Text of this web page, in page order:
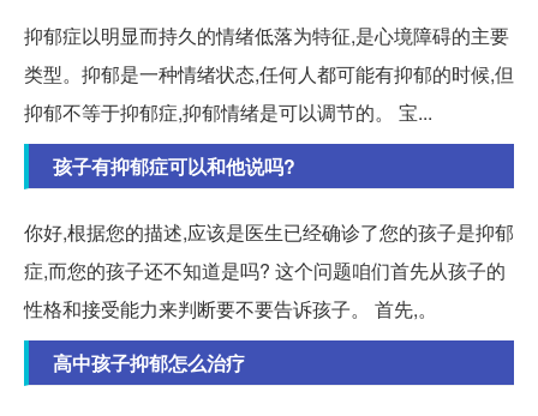
抑郁症以明显而持久的情绪低落为特征,是心境障碍的主要
类型。抑郁是一种情绪状态,任何人都可能有抑郁的时候,但
抑郁不等于抑郁症,抑郁情绪是可以调节的。 宝...
孩子有抑郁症可以和他说吗?
你好,根据您的描述,应该是医生已经确诊了您的孩子是抑郁
症,而您的孩子还不知道是吗? 这个问题咱们首先从孩子的
性格和接受能力来判断要不要告诉孩子。 首先,。
高中孩子抑郁怎么治疗